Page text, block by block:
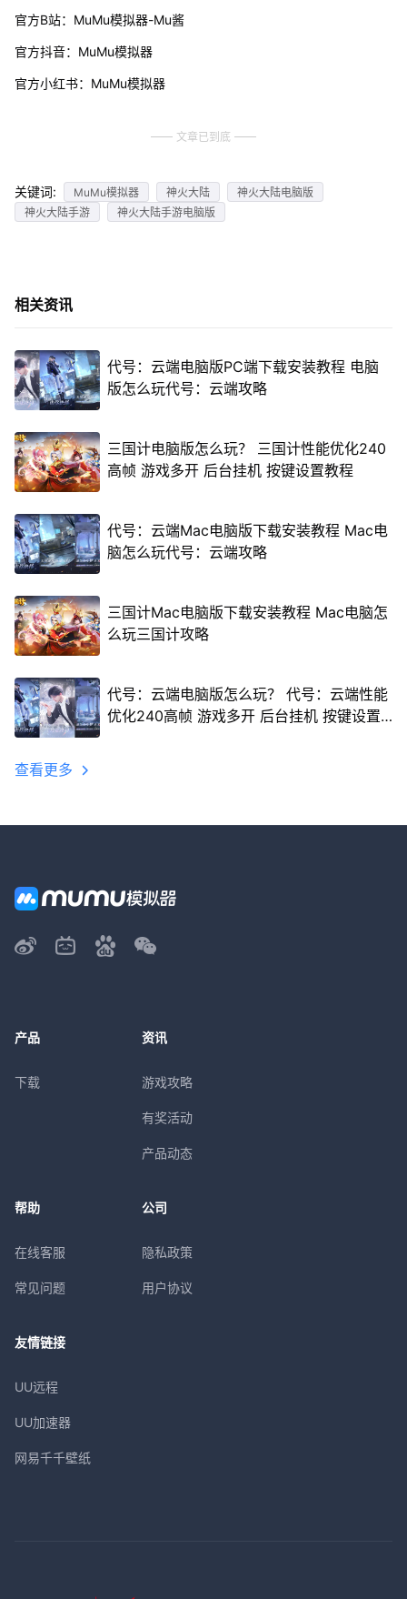
官方B站：MuMu模拟器-Mu酱
官方抖音：MuMu模拟器
官方小红书：MuMu模拟器
文章已到底
关键词: MuMu模拟器 神火大陆
神火大陆电脑版
神火大陆手游
神火大陆手游电脑版
相关资讯
代号：云端电脑版PC端下载安装教程 电脑
版怎么玩代号：云端攻略
三国计电脑版怎么玩？ 三国计性能优化240
高帧 游戏多开 后台挂机 按键设置教程
代号：云端Mac电脑版下载安装教程 Mac电
脑怎么玩代号：云端攻略
三国计Mac电脑版下载安装教程 Mac电脑怎
么玩三国计攻略
代号：云端电脑版怎么玩？ 代号：云端性能
优化240高帧 游戏多开 后台挂机 按键设置
查看更多
产品
下载
资讯
游戏攻略
有奖活动
产品动态
帮助
在线客服
常见问题
公司
隐私政策
用户协议
友情链接
UU远程
UU加速器
网易千千壁纸